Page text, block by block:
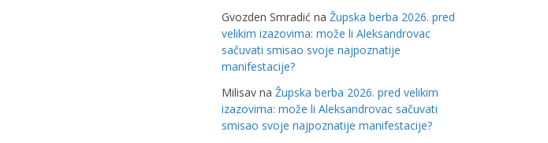
Gvozden Smradić na Župska berba 2026. pred
velikim izazovima: može li Aleksandrovac
sačuvati smisao svoje najpoznatije
manifestacije?
Milisav na Župska berba 2026. pred velikim
izazovima: može li Aleksandrovac sačuvati
smisao svoje najpoznatije manifestacije?